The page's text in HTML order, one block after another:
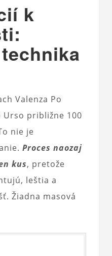
k
Valenza Po
Urso približne 100
nie je
Proces naozaj
kus, pretože
leštia a
Žiadna masová